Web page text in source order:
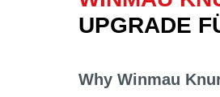
UPGRADE
Why Winmau